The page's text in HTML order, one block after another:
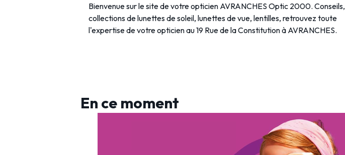
Bienvenue sur le site de votre opticien AVRANCHES Optic 2000. Conseils,
collections de lunettes de soleil, lunettes de vue, lentilles, retrouvez toute
l'expertise de votre opticien au 19 Rue de la Constitution à AVRANCHES.
En ce moment